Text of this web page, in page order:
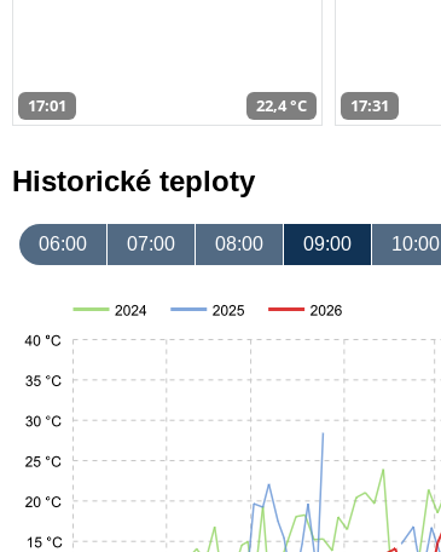
17:01 22,4 °C 17:31
Historické teploty
06:00 07:00 08:00 09:00 10:00